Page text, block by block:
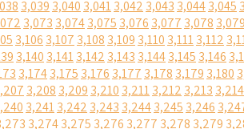
3,039 3,040 3,0413,042 3,043 3,0443,045
3,073 3,0743,075 3,076 3,077 3,078 3,079
3,106 3,107 3,108 3,109 3,110 3,1113,112
3,140 3,1413,142 3,143 3,1443,145 3,146
3,1743,175 3,176 3,177 3,178 3,179 3,180
3,208 3,209 3,210 3,2113,212 3,213 3,214
3,2413,242 3,243 3,2443,245 3,246
3,2743,275 3,276 3,277 3,278 3,279